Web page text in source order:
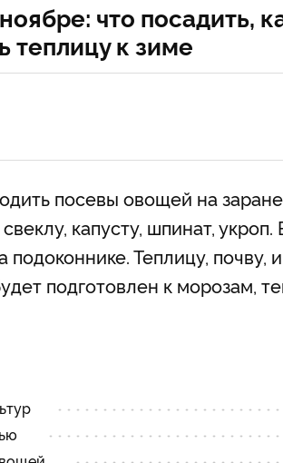
что посадить,
теплицу к зиме
посевы овощей на
капусту, шпинат,
Теплицу, почву,
подготовлен к морозам,